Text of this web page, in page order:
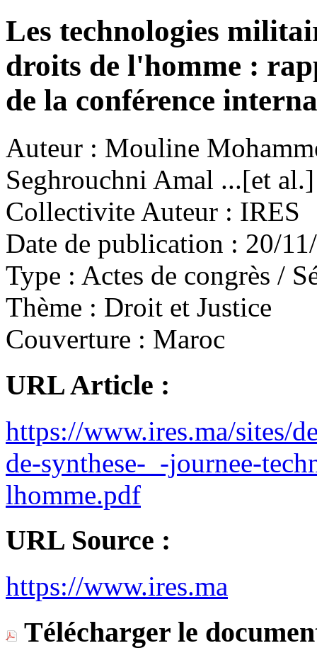
Les technologies
droits de l'homme :
de la conférence
Auteur : Mouline
Seghrouchni Amal ...[et al.]
Collectivite Auteur : IRES
Date de publication : 20/
Type : Actes de congrès /
Thème : Droit et Justice
Couverture : Maroc
URL Article :
https://www.ires.ma/sites/
de-synthese-_-journee-
lhomme.pdf
URL Source :
https://www.ires.ma
Télécharger le